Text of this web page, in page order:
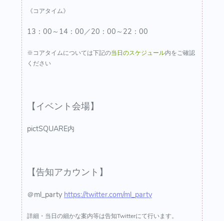
《コアタイム》
13：00～14：00／20：00～22：00
※コアタイムについては下記の当日のスケジュール内をご確認
ください
【イベント会場】
pictSQUARE内
【告知アカウント】
＠ml_party https://twitter.com/ml_party
詳細・当日の細かな案内等は告知Twitterにて行います。